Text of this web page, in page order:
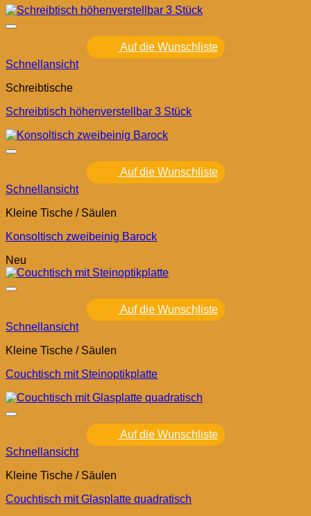
Auf die Wunschliste
Schnellansicht
Schreibtische
Schreibtisch höhenverstellbar 3 Stück
Auf die Wunschliste
Schnellansicht
Kleine Tische / Säulen
Konsoltisch zweibeinig Barock
Neu
Auf die Wunschliste
Schnellansicht
Kleine Tische / Säulen
Couchtisch mit Steinoptikplatte
Auf die Wunschliste
Schnellansicht
Kleine Tische / Säulen
Couchtisch mit Glasplatte quadratisch